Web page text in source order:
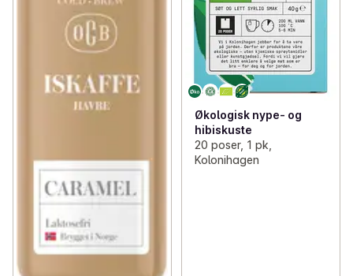
Økologisk nype- og
hibiskuste
20 poser, 1 pk,
Kolonihagen